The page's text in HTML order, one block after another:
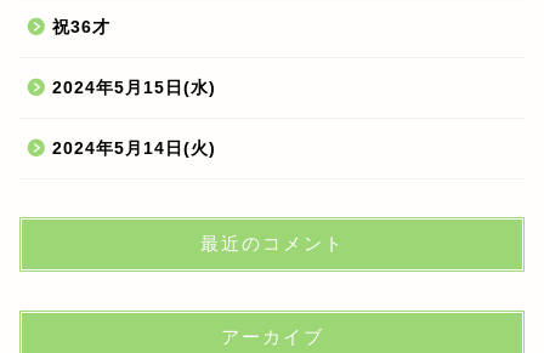
祝36才
2024年5月15日(水)
2024年5月14日(火)
最近のコメント
アーカイブ